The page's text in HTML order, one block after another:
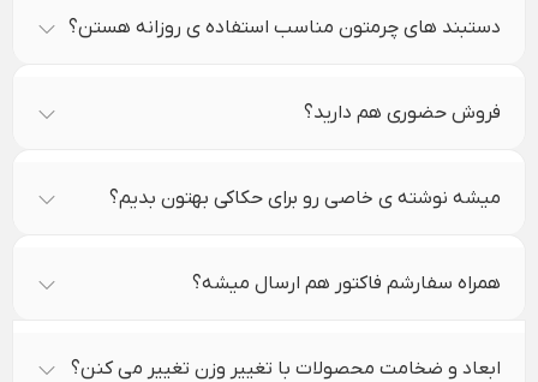
دستبند های چرمتون مناسب استفاده ی روزانه هستن؟
فروش حضوری هم دارید؟
میشه نوشته ی خاصی رو برای حکاکی بهتون بدیم؟
همراه سفارشم فاکتور هم ارسال میشه؟
ابعاد و ضخامت محصولات با تغییر وزن تغییر می کنن؟